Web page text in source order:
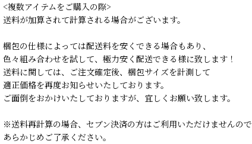
<複数アイテムをご購入の際>
送料が加算されて計算される場合がございます。
梱包の仕様によっては配送料を安くできる場合もあり、
色々組み合わせを試して、極力安く配送できる様に致します！
送料に関しては、ご注文確定後、梱包サイズを計測して
適正価格を再度お知らせいたしております。
ご面倒をおかけいたしておりますが、宜しくお願い致します。
※送料再計算の場合、セブン決済の方はご利用いただけませんので
あらかじめご了承ください。